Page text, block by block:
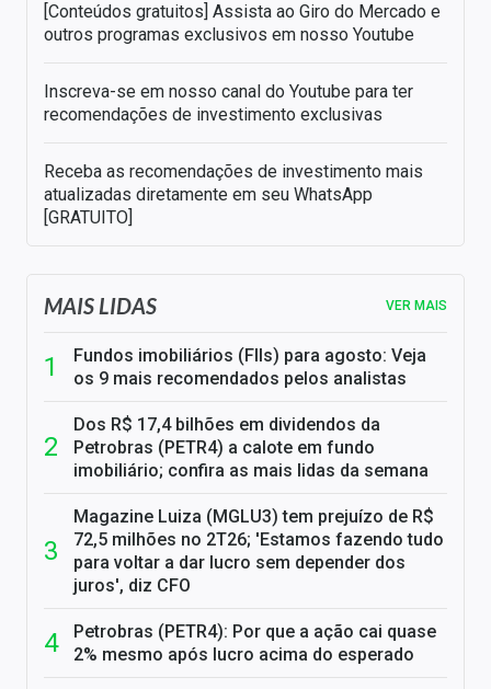
[Conteúdos gratuitos] Assista ao Giro do Mercado e
outros programas exclusivos em nosso Youtube
Inscreva-se em nosso canal do Youtube para ter
recomendações de investimento exclusivas
Receba as recomendações de investimento mais
atualizadas diretamente em seu WhatsApp
[GRATUITO]
MAIS LIDAS VER MAIS
Fundos imobiliários (FIIs) para agosto: Veja
os 9 mais recomendados pelos analistas
Dos R$ 17,4 bilhões em dividendos da
Petrobras (PETR4) a calote em fundo
imobiliário; confira as mais lidas da semana
Magazine Luiza (MGLU3) tem prejuízo de R$
72,5 milhões no 2T26; 'Estamos fazendo tudo
para voltar a dar lucro sem depender dos
juros', diz CFO
Petrobras (PETR4): Por que a ação cai quase
2% mesmo após lucro acima do esperado